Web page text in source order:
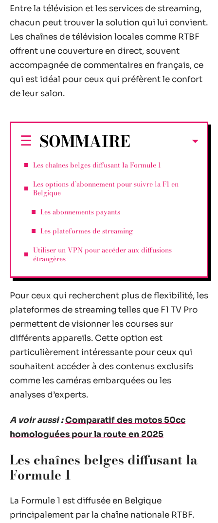
Entre la télévision et les services de streaming,
chacun peut trouver la solution qui lui convient.
Les chaînes de télévision locales comme RTBF
offrent une couverture en direct, souvent
accompagnée de commentaires en français, ce
qui est idéal pour ceux qui préfèrent le confort
de leur salon.
SOMMAIRE
Les chaînes belges diffusant la Formule 1
Les options d’abonnement pour suivre la F1 en
Belgique
Les abonnements payants
Les plateformes de streaming
Utiliser un VPN pour accéder aux diffusions
étrangères
Pour ceux qui recherchent plus de flexibilité, les
plateformes de streaming telles que F1 TV Pro
permettent de visionner les courses sur
différents appareils. Cette option est
particulièrement intéressante pour ceux qui
souhaitent accéder à des contenus exclusifs
comme les caméras embarquées ou les
analyses d’experts.
A voir aussi :Comparatif des motos 50cc
homologuées pour la route en 2025
Les chaînes belges diffusant la
Formule 1
La Formule 1 est diffusée en Belgique
principalement par la chaîne nationale RTBF.